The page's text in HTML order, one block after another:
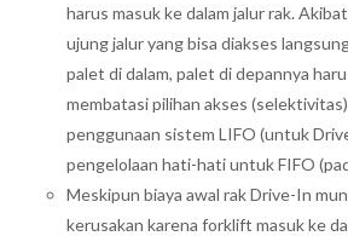
harus masuk ke dalam jalur rak.
ujung jalur yang bisa diakses
palet di dalam, palet di depannya
membatasi pilihan akses
penggunaan sistem LIFO (untuk
pengelolaan hati-hati untuk FIFO
Meskipun biaya awal rak Drive-In
kerusakan karena forklift masuk ke